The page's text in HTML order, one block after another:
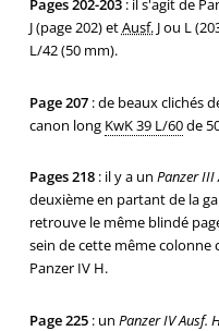
Pages 202-203: il s'agit de
J (page 202) etAusf.J ou L
L/42 (50 mm).
Page 207: de beaux clichés
canon long KwK 39 L/60de
Pages 218: il y a un Panzer III
deuxième en partant de la
retrouve le même blindé
sein de cette même colonne
Panzer IV H.
Page 225: un Panzer IV Ausf.